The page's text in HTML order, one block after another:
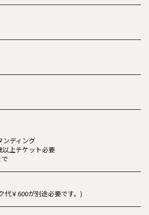
ンディング
上チケット必要
代￥600が別途必要です。)